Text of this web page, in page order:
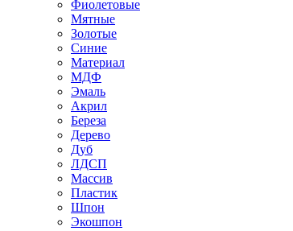
Фиолетовые
Мятные
Золотые
Синие
Материал
МДФ
Эмаль
Акрил
Береза
Дерево
Дуб
ЛДСП
Массив
Пластик
Шпон
Экошпон